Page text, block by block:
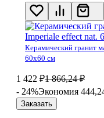
Керамический гранит
60х60 см
1 422 ₽1 866,24 ₽
- 24%Экономия
Заказать